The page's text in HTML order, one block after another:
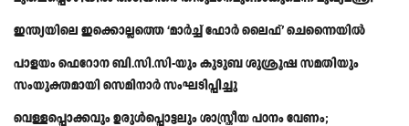
ഇന്ത്യയിലെ ഇക്കൊല്ലത്തെ ‘മാർച്ച് ഫോർ ലൈഫ്’ ചെന്നൈയിൽ
പാളയം ഫെറോന ബി.സി.സി-യും കുടുബ ശുശ്രൂഷ സമതിയും
സംയുക്തമായി സെമിനാർ സംഘടിപ്പിച്ചു
വെള്ളപ്പൊക്കവും ഉരുള്‍പ്പൊട്ടലും ശാസ്ത്രീയ പഠനം വേണം;